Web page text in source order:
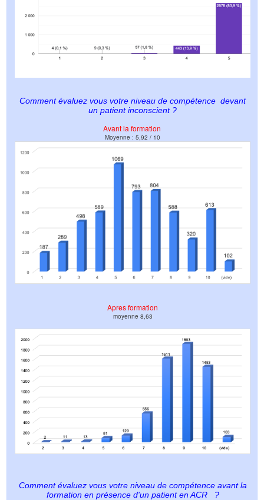
Comment évaluez vous votre niveau de compétence devant
un patient inconscient ?
Avant la formation
Moyenne : 5,92 / 10
Apres formation
moyenne 8,63
Comment évaluez vous votre niveau de compétence avant la
formation en présence d'un patient en ACR
?